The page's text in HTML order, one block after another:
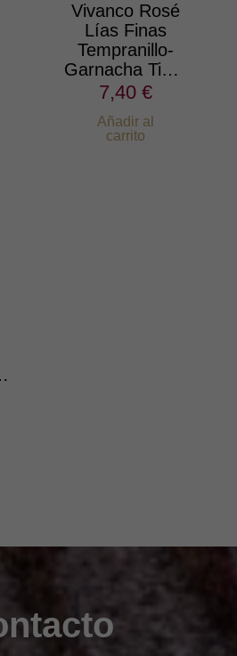
Vivanco Rosé
Lías Finas
Tempranillo-
Garnacha Tinta
y Blanca 2025
7,40 €
Añadir al
carrito